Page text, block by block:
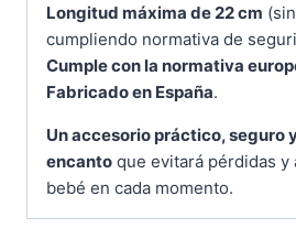
Longitud máxima de 22 cm
cumpliendo normativa de
Cumple con la normativa
Fabricado en España.
Un accesorio práctico, seguro
encanto que evitará pérdidas y
bebé en cada momento.